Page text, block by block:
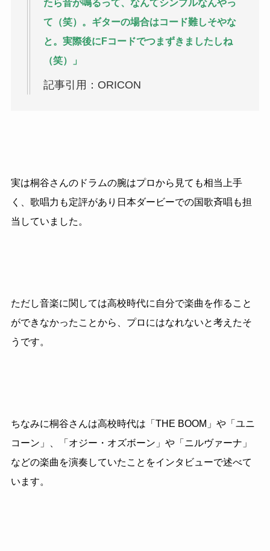
たら音が鳴るって、なんてシンプルなんやっ
て（笑）。ギターの場合はコード難しそやな
と。実際後にFコードでつまずきましたしね
（笑）」
記事引用：ORICON
実は桐谷さんのドラムの腕はプロから見ても相当上手
く、歌唱力も定評があり日本ダービーでの国歌斉唱も担
当していました。
ただし音楽に関しては高校時代に自分で楽曲を作ること
ができなかったことから、プロにはなれないと考えたそ
うです。
ちなみに桐谷さんは高校時代は「THE BOOM」や「ユニ
コーン」、「オジー・オズボーン」や「ニルヴァーナ」
などの楽曲を演奏していたことをインタビューで述べて
います。